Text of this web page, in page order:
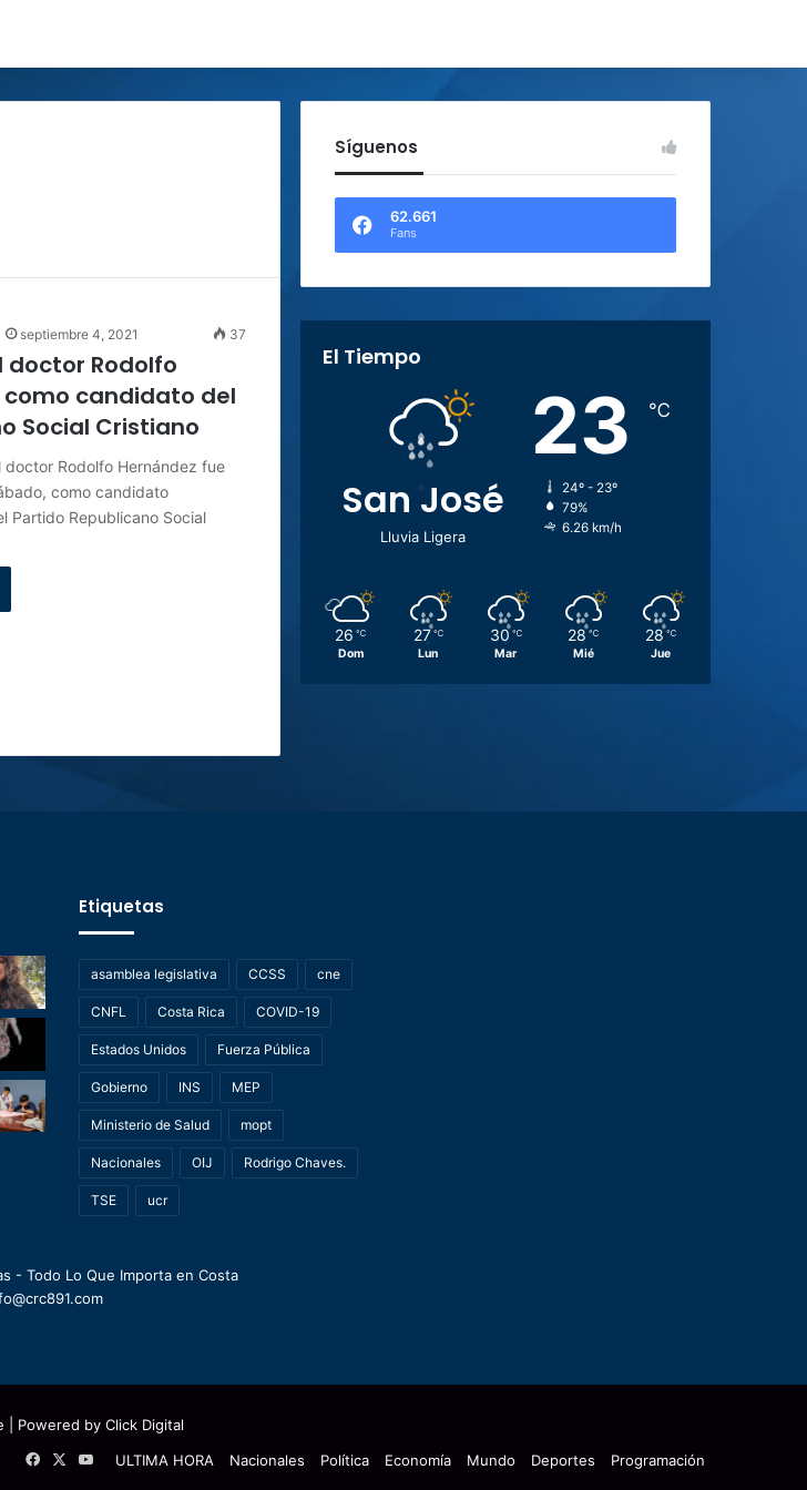
septiembre 4, 2021 37
doctor Rodolfo
como candidato del
Social Cristiano
doctor Rodolfo Hernández fue
como candidato
Partido Republicano Social
Síguenos
62.661
Fans
El Tiempo
San José
Lluvia Ligera
23 ℃
24º - 23º
79%
6.26 km/h
26 ℃
Dom
27 ℃
Lun
30 ℃
Mar
28 ℃
Mié
28 ℃
Jue
Etiquetas
asamblea legislativa CCSS cne
CNFL Costa Rica COVID-19
Estados Unidos Fuerza Pública
Gobierno INS MEP
Ministerio de Salud mopt
Nacionales OIJ Rodrigo Chaves.
TSE ucr
- Todo Lo Que Importa en Costa
| Powered by Click Digital
ULTIMA HORA
Nacionales Política Economía Mundo Deportes Programación
FacebookYouTube